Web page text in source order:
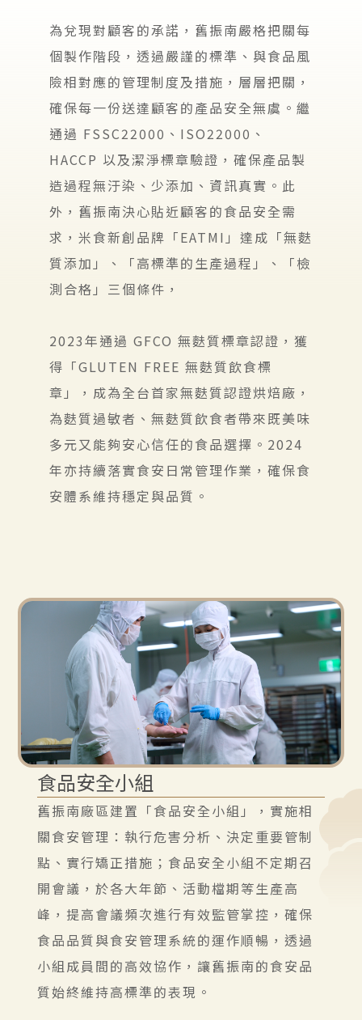
為兌現對顧客的承諾，舊振南嚴格把關每
個製作階段，透過嚴謹的標準、與食品風
險相對應的管理制度及措施，層層把關，
確保每一份送達顧客的產品安全無虞。繼
通過 FSSC22000、ISO22000、
HACCP 以及潔淨標章驗證，確保產品製
造過程無汙染、少添加、資訊真實。此
外，舊振南決心貼近顧客的食品安全需
求，米食新創品牌「EATMI」達成「無麩
質添加」、「高標準的生產過程」、「檢
測合格」三個條件，
2023年通過 GFCO 無麩質標章認證，獲
得「GLUTEN FREE 無麩質飲食標
章」，成為全台首家無麩質認證烘焙廠，
為麩質過敏者、無麩質飲食者帶來既美味
多元又能夠安心信任的食品選擇。2024
年亦持續落實食安日常管理作業，確保食
安體系維持穩定與品質。
食品安全小組
舊振南廠區建置「食品安全小組」，實施相
關食安管理：執行危害分析、決定重要管制
點、實行矯正措施；食品安全小組不定期召
開會議，於各大年節、活動檔期等生產高
峰，提高會議頻次進行有效監管掌控，確保
食品品質與食安管理系統的運作順暢，透過
小組成員間的高效協作，讓舊振南的食安品
質始終維持高標準的表現。